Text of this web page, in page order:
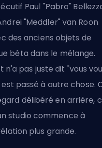
Paul "Pabro"
"Meddler" van Roon
desanciens objets de
bêta dans le mélange.
n'a pas juste dit "vous
passé à autre chose.
délibéré en arrière,
studio commence à
plus grande.